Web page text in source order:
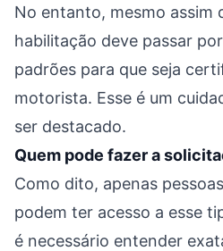
No entanto, mesmo assim
habilitação deve passar
padrões para que seja
motorista. Esse é um
ser destacado.
Quem pode fazer a
Como dito, apenas
podem ter acesso a esse
é necessário entender